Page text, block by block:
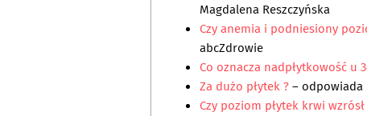
Magdalena Reszczyńska
Czy anemia i podniesiony
abcZdrowie
Co oznacza nadpłytkowość u
Za dużo płytek ?– odpowiada
Czy poziom płytek krwi